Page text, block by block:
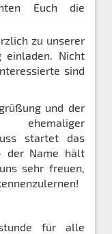
Euch die
zu unserer
einladen. Nicht
sind
und der
startet das
der Name hält
sehr freuen,
für alle